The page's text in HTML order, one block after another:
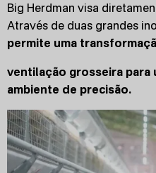
Big Herdman visa
Através de duas grandes
permite uma
ventilação grosseira para
ambiente de precisão.